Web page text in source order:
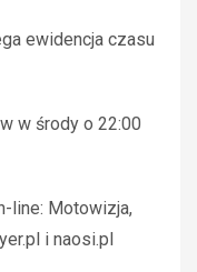
ewidencja czasu
w środy o 22:00
line: Motowizja,
i naosi.pl